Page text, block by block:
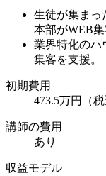
生徒が集まっ
本部がWEB集
業界特化のハ
集客を支援。
初期費用
473.5万円（
講師の費用
あり
収益モデル